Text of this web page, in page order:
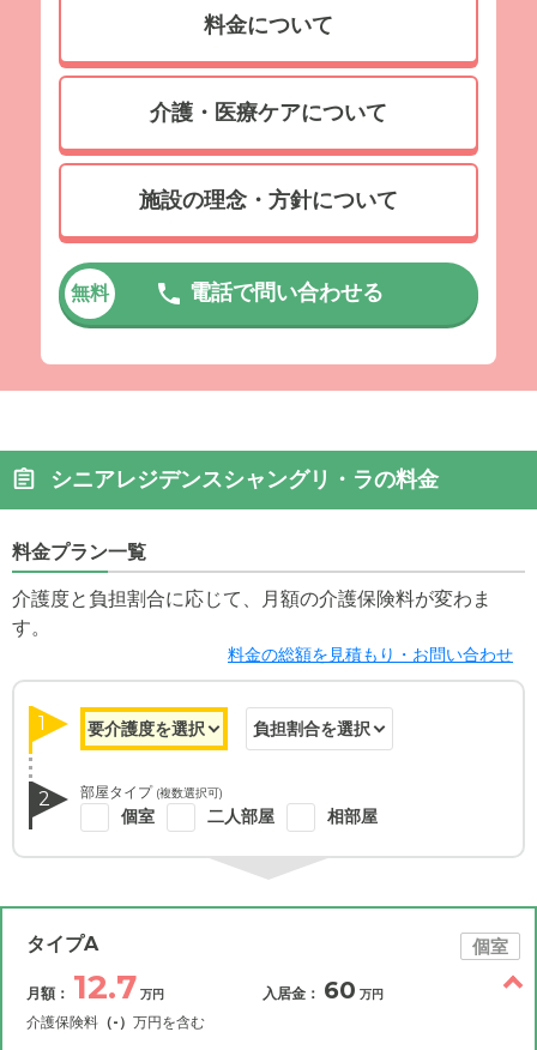
料金について
介護・医療ケアについて
施設の理念・方針について
無料 電話で問い合わせる
シニアレジデンスシャングリ・ラの料金
料金プラン一覧
介護度と負担割合に応じて、月額の介護保険料が変わま
す。
料金の総額を見積もり・お問い合わせ
1
2 部屋タイプ (複数選択可)
個室 二人部屋 相部屋
タイプA 個室
月額： 12.7 万円
介護保険料 （-） 万円を含む
入居金： 60 万円